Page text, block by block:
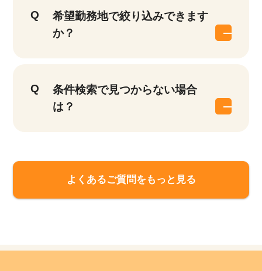
希望勤務地で絞り込みできます
か？
条件検索で見つからない場合
は？
よくあるご質問をもっと見る
17,024 他の条件を選択